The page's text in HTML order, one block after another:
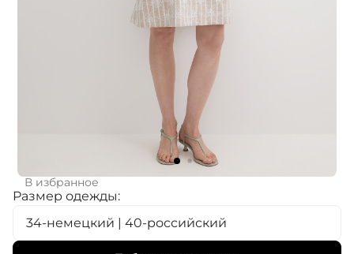
В избранное
Размер одежды:
34-немецкий | 40-российский